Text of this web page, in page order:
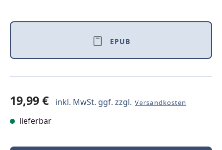
EPUB
19,99 € inkl. MwSt. ggf. zzgl. Versandkosten
lieferbar